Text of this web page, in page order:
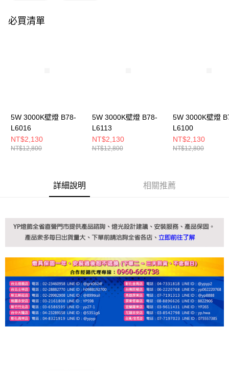
https://aftee.tw/terms/#terms3
３．未成年的使用者請事先徵得法定代理人或監護人之同意方可使用
必買清單
5W 3000K壁燈 B78-
L6016
NT$2,130
NT$12,800
5W 3000K壁燈 B78-
L6113
NT$2,130
NT$12,800
5W 3000K壁燈
L6100
NT$2,130
NT$12,800
詳細說明 相關推薦